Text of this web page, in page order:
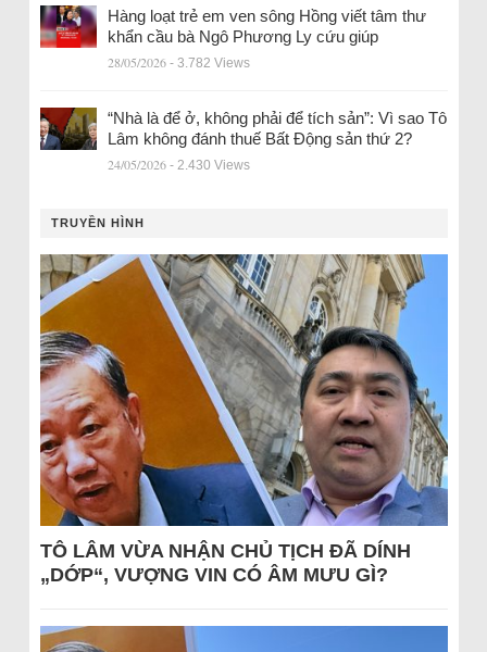
Hàng loạt trẻ em ven sông Hồng viết tâm thư
khẩn cầu bà Ngô Phương Ly cứu giúp
28/05/2026 - 3.782 Views
“Nhà là để ở, không phải để tích sản”: Vì sao Tô
Lâm không đánh thuế Bất Động sản thứ 2?
24/05/2026 - 2.430 Views
TRUYỀN HÌNH
TÔ LÂM VỪA NHẬN CHỦ TỊCH ĐÃ DÍNH
„DỚP“, VƯỢNG VIN CÓ ÂM MƯU GÌ?